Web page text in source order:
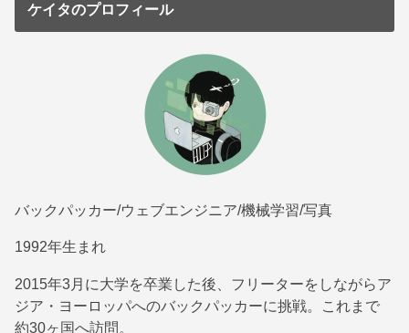
ケイタのプロフィール
バックパッカー/ウェブエンジニア/機械学習/写真
1992年生まれ
2015年3月に大学を卒業した後、フリーターをしながらア
ジア・ヨーロッパへのバックパッカーに挑戦。これまで
約30ヶ国へ訪問。